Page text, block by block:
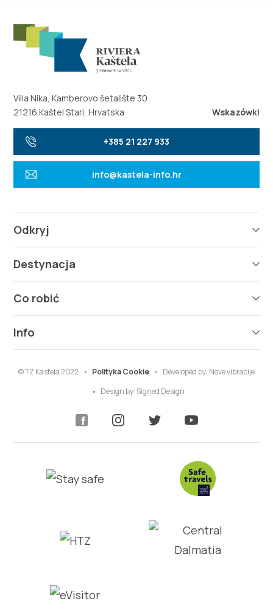
Villa Nika, Kamberovo šetalište 30
21216 Kaštel Stari, Hrvatska
Wskazówki
+385 21 227 933
info@kastela-info.hr
Odkryj
Destynacja
Co robić
Info
© TZ Kastela 2022 Polityka Cookie Developed by: Nove vibracije
Design by: Signed Design